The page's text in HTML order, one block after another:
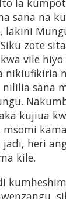
la
sana na
lakini
zote
vile
nikiufikiria
sana
kujiua
msomi
jadi, heri
kile.